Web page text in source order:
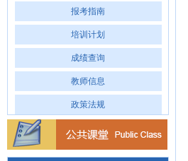
报考指南
培训计划
成绩查询
教师信息
政策法规